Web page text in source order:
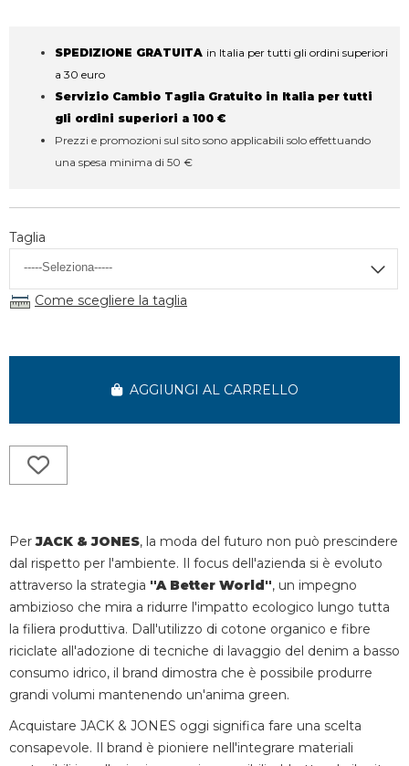
SPEDIZIONE GRATUITA in Italia per tutti gli ordini superiori
a 30 euro
Servizio Cambio Taglia Gratuito in Italia per tutti
gli ordini superiori a 100 €
Prezzi e promozioni sul sito sono applicabili solo effettuando
una spesa minima di 50 €
Taglia
Come scegliere la taglia
AGGIUNGI AL CARRELLO
PerJACK & JONES, la moda del futuro non può prescindere
dal rispetto per l'ambiente. Il focus dell'azienda si è evoluto
attraverso la strategia "A Better World", un impegno
ambizioso che mira a ridurre l'impatto ecologico lungo tutta
la filiera produttiva. Dall'utilizzo di cotone organico e fibre
riciclate all'adozione di tecniche di lavaggio del denim a basso
consumo idrico, il brand dimostra che è possibile produrre
grandi volumi mantenendo un'anima green.
Acquistare JACK & JONES oggi significa fare una scelta
consapevole. Il brand è pioniere nell'integrare materiali